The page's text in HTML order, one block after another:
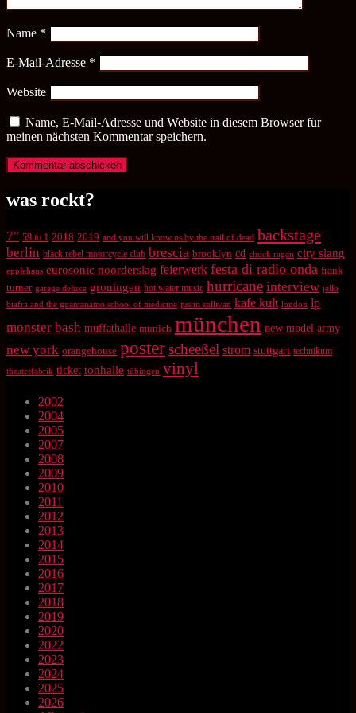
Name *
E-Mail-Adresse *
Website
Name, E-Mail-Adresse und Website in diesem Browser für
meinen nächsten Kommentar speichern.
was rockt?
7" 59 to 1 2018 2019 and you will know us by the trail of dead backstage
berlin black rebel motorcycle club brescia brooklyn cd chuck ragan city slang
epplehaus eurosonic noorderslag feierwerk festa di radio onda frank
turner garage deluxe groningen hot water music hurricane interview jello
biafra and the guantanamo school of medicine justin sullivan kafe kult london lp
monster bash muffathalle munich münchen new model army
new york orangehouse posterscheeßel strom stuttgart technikum
theaterfabrik ticket tonhalle tübingen vinyl
2002
2004
2005
2007
2008
2009
2010
2011
2012
2013
2014
2015
2016
2017
2018
2019
2020
2022
2023
2024
2025
2026